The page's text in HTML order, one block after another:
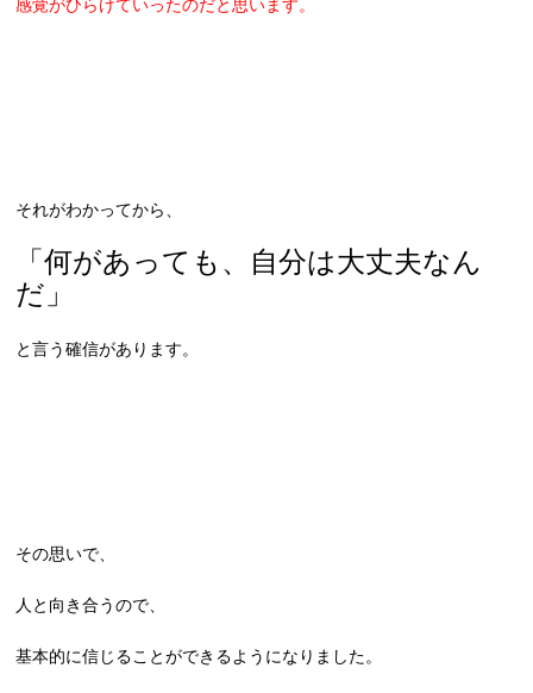
感覚がひらけていったのだと思います。
それがわかってから、
「何があっても、自分は大丈夫なん
だ」
と言う確信があります。
その思いで、
人と向き合うので、
基本的に信じることができるようになりました。